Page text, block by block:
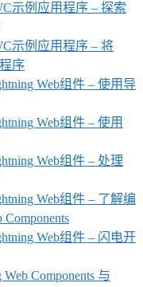
示例应用程序 – 探索
示例应用程序 – 将
序
Web组件 – 使用导
Web组件 – 使用
Web组件 – 处理
Web组件 – 了解编
Web组件 – 闪电开
Components 与